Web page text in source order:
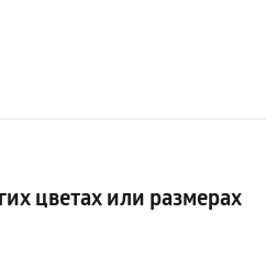
цветах или размерах